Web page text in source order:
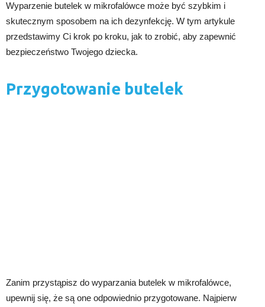
Wyparzenie butelek w mikrofalówce może być szybkim i
skutecznym sposobem na ich dezynfekcję. W tym artykule
przedstawimy Ci krok po kroku, jak to zrobić, aby zapewnić
bezpieczeństwo Twojego dziecka.
Przygotowanie butelek
Zanim przystąpisz do wyparzania butelek w mikrofalówce,
upewnij się, że są one odpowiednio przygotowane. Najpierw